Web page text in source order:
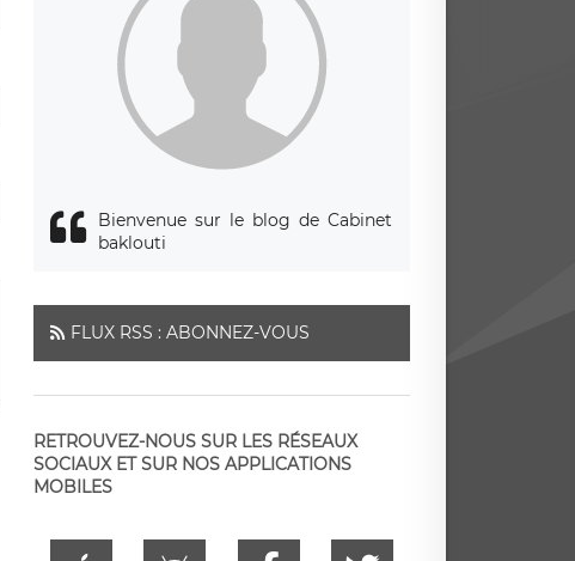
Bienvenue sur le blog de Cabinet
baklouti
FLUX RSS : ABONNEZ-VOUS
RETROUVEZ-NOUS SUR LES RÉSEAUX
SOCIAUX ET SUR NOS APPLICATIONS
MOBILES